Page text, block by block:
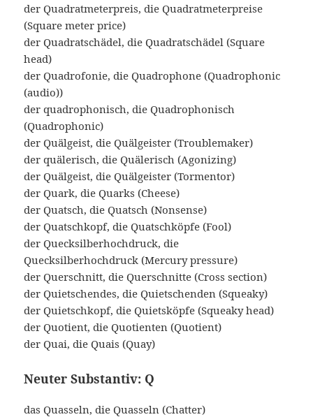
der Quadratmeterpreis, die Quadratmeterpreise
(Square meter price)
der Quadratschädel, die Quadratschädel (Square
head)
der Quadrofonie, die Quadrophone (Quadrophonic
(audio))
der quadrophonisch, die Quadrophonisch
(Quadrophonic)
der Quälgeist, die Quälgeister (Troublemaker)
der quälerisch, die Quälerisch (Agonizing)
der Quälgeist, die Quälgeister (Tormentor)
der Quark, die Quarks (Cheese)
der Quatsch, die Quatsch (Nonsense)
der Quatschkopf, die Quatschköpfe (Fool)
der Quecksilberhochdruck, die
Quecksilberhochdruck (Mercury pressure)
der Querschnitt, die Querschnitte (Cross section)
der Quietschendes, die Quietschenden (Squeaky)
der Quietschkopf, die Quietsköpfe (Squeaky head)
der Quotient, die Quotienten (Quotient)
der Quai, die Quais (Quay)
Neuter Substantiv: Q
das Quasseln, die Quasseln (Chatter)